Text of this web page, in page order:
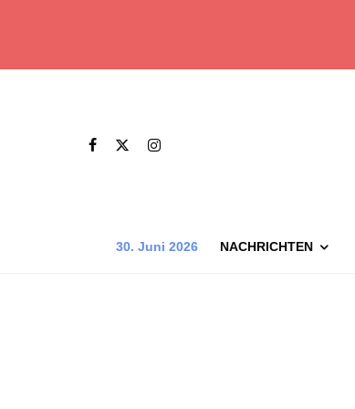
30. Juni 2026 NACHRICHTEN